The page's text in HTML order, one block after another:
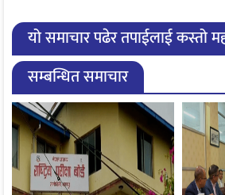
यो समाचार पढेर तपाईलाई कस्तो
सम्बन्धित समाचार